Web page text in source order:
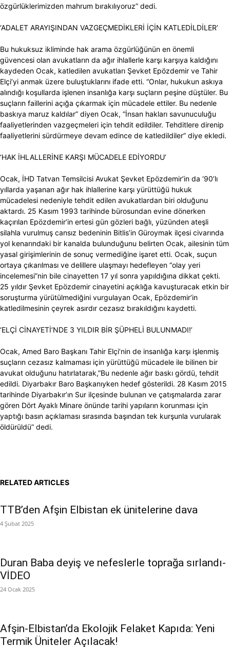
özgürlüklerimizden mahrum bırakılıyoruz” dedi.
‘ADALET ARAYIŞINDAN VAZGEÇMEDİKLERİ İÇİN KATLEDİLDİLER’
Bu hukuksuz ikliminde hak arama özgürlüğünün en önemli
güvencesi olan avukatların da ağır ihlallerle karşı karşıya kaldığını
kaydeden Ocak, katledilen avukatları Şevket Epözdemir ve Tahir
Elçi’yi anmak üzere buluştuklarını ifade etti. “Onlar, hukukun askıya
alındığı koşullarda işlenen insanlığa karşı suçların peşine düştüler. Bu
suçların faillerini açığa çıkarmak için mücadele ettiler. Bu nedenle
baskıya maruz kaldılar” diyen Ocak, “İnsan hakları savunuculuğu
faaliyetlerinden vazgeçmeleri için tehdit edildiler. Tehditlere direnip
faaliyetlerini sürdürmeye devam edince de katledildiler” diye ekledi.
‘HAK İHLALLERİNE KARŞI MÜCADELE EDİYORDU’
Ocak, İHD Tatvan Temsilcisi Avukat Şevket Epözdemir’in da ‘90’lı
yıllarda yaşanan ağır hak ihlallerine karşı yürüttüğü hukuk
mücadelesi nedeniyle tehdit edilen avukatlardan biri olduğunu
aktardı. 25 Kasım 1993 tarihinde bürosundan evine dönerken
kaçırılan Epözdemir’in ertesi gün gözleri bağlı, yüzünden ateşli
silahla vurulmuş cansız bedeninin Bitlis’in Güroymak ilçesi civarında
yol kenarındaki bir kanalda bulunduğunu belirten Ocak, ailesinin tüm
yasal girişimlerinin de sonuç vermediğine işaret etti. Ocak, suçun
ortaya çıkarılması ve delillere ulaşmayı hedefleyen “olay yeri
incelemesi”nin bile cinayetten 17 yıl sonra yapıldığına dikkat çekti.
25 yıldır Şevket Epözdemir cinayetini açıklığa kavuşturacak etkin bir
soruşturma yürütülmediğini vurgulayan Ocak, Epözdemir’in
katledilmesinin çeyrek asırdır cezasız bırakıldığını kaydetti.
‘ELÇİ CİNAYETİ’NDE 3 YILDIR BİR ŞÜPHELİ BULUNMADI!’
Ocak, Amed Baro Başkanı Tahir Elçi’nin de insanlığa karşı işlenmiş
suçların cezasız kalmaması için yürüttüğü mücadele ile bilinen bir
avukat olduğunu hatırlatarak,”Bu nedenle ağır baskı gördü, tehdit
edildi. Diyarbakır Baro Başkanıyken hedef gösterildi. 28 Kasım 2015
tarihinde Diyarbakır’ın Sur ilçesinde bulunan ve çatışmalarda zarar
gören Dört Ayaklı Minare önünde tarihi yapıların korunması için
yaptığı basın açıklaması sırasında başından tek kurşunla vurularak
öldürüldü” dedi.
RELATED ARTICLES
TTB’den Afşin Elbistan ek ünitelerine dava
4 Şubat 2025
Duran Baba deyiş ve nefeslerle toprağa sırlandı-
VİDEO
24 Ocak 2025
Afşin-Elbistan’da Ekolojik Felaket Kapıda: Yeni
Termik Üniteler Açılacak!